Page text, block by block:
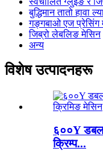
बुद्धिमान तातो हावा
गङ्गबाओ एज प्रेसिंग
जिब्रो लेबलिङ मेसिन
अन्य
विशेष उत्पादनहरू
६००Y
क्रिम्प...